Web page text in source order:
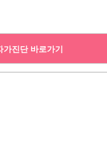
가진단 바로가기